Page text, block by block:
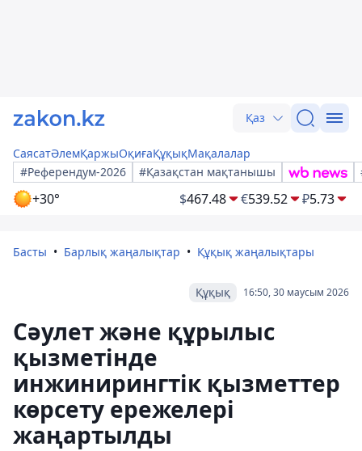
Қаз
СаясатӘлемҚаржыОқиғаҚұқықМақалалар
#Референдум-2026
#Қазақстан мақтанышы
+30° $467.48 €539.52 ₽5.73
Басты Барлық жаңалықтар Құқық жаңалықтары
16:50, 30 маусым 2026
Құқық
Сәулет және құрылыс
қызметінде
инжинирингтік қызметтер
көрсету ережелері
жаңартылды